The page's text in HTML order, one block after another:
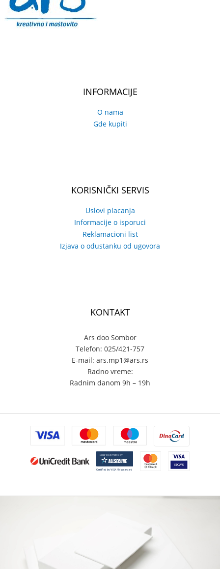
INFORMACIJE
O nama
Gde kupiti
KORISNIČKI SERVIS
Uslovi placanja
Informacije o isporuci
Reklamacioni list
Izjava o odustanku od ugovora
KONTAKT
Ars doo Sombor
Telefon: 025/421-757
E-mail: ars.mp1@ars.rs
Radno vreme:
Radnim danom 9h – 19h